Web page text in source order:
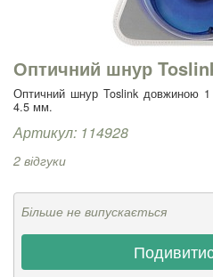
Оптичний шнур
Оптичний шнур Toslink довжиною 1
4.5 мм.
Артикул: 114928
2 відгуки
Більше не випускається